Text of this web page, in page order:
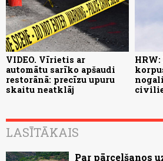
VIDEO. Vīrietis ar
automātu sarīko apšaudi
restorānā: precīzu upuru
skaitu neatklāj
LASĪTĀKAIS
Par pārcelšanos